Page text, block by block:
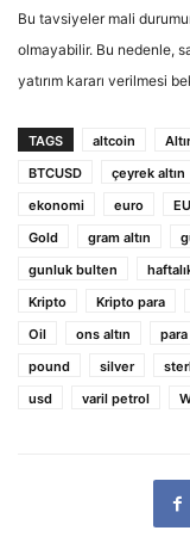
Bu tavsiyeler mali
olmayabilir. Bu nedenle,
yatırım kararı verilmesi
TAGS altcoin
BTCUSD
çeyrek altın
ekonomi
euro
Gold
gram altın
gunluk bulten
Kripto
Kripto para
Oil
ons altın para
pound
silver
usd
varil petrol